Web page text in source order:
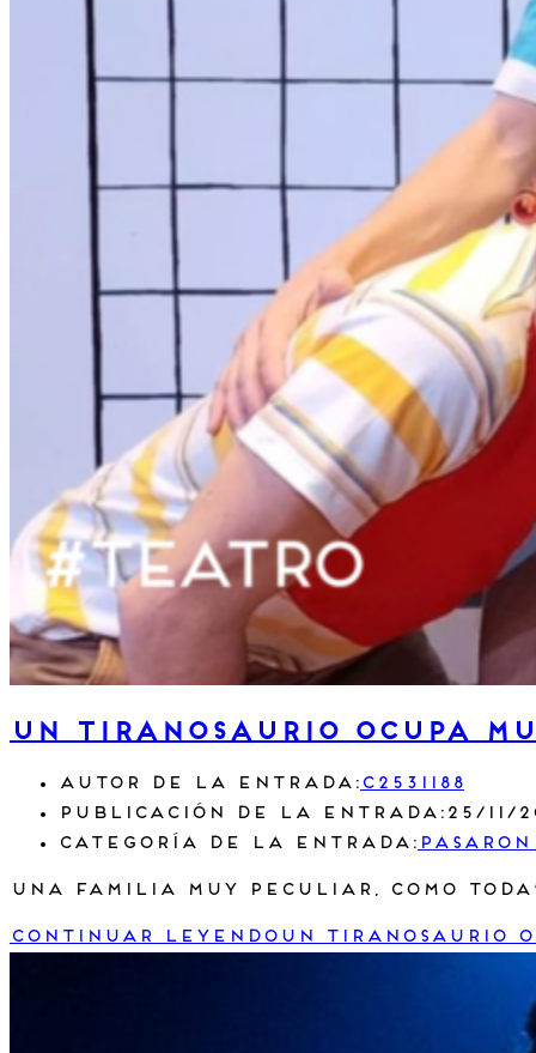
Un tiranosaurio ocupa
Autor de la entrada: c2531188
Publicación de la entrada: 25/11/
Categoría de la entrada:
Una familia muy peculiar, como
Continuar leyendo Un tiranosaurio